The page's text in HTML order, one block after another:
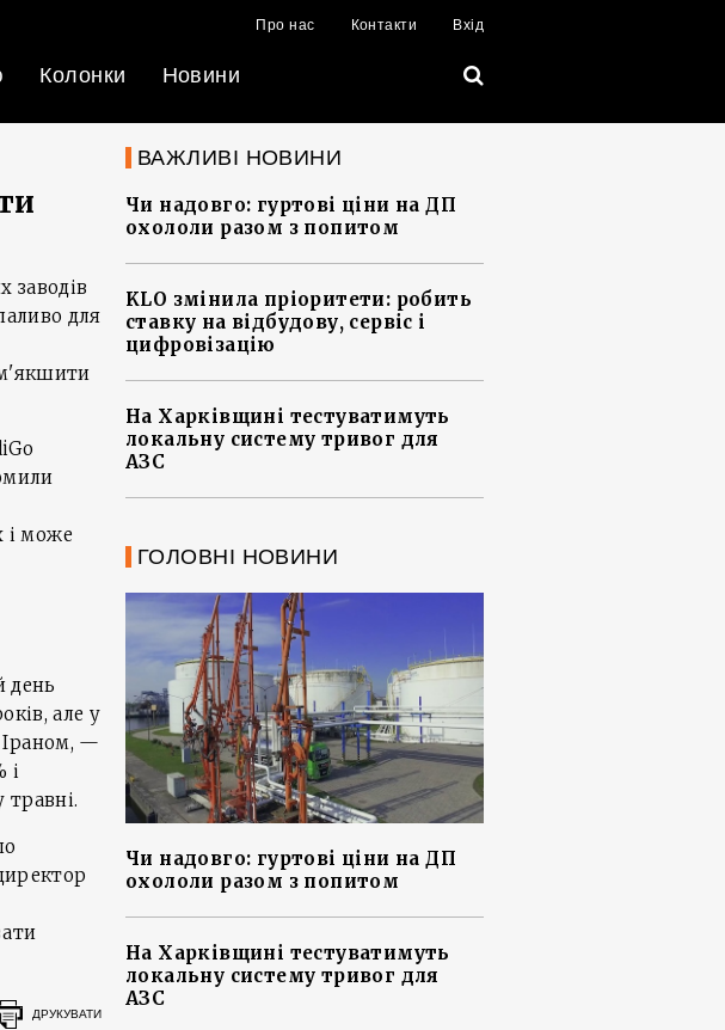
Про нас Контакти Вхід
Колонки Новини
заводів
для
і може
день
але у
Іраном, —
і
ДРУКУВАТИ
ВАЖЛИВІ НОВИНИ
Чи надовго: гуртові ціни на ДП
охололи разом з попитом
KLO змінила пріоритети: робить
ставку на відбудову, сервіс і
цифровізацію
На Харківщині тестуватимуть
локальну систему тривог для
АЗС
ГОЛОВНІ НОВИНИ
Чи надовго: гуртові ціни на ДП
охололи разом з попитом
На Харківщині тестуватимуть
локальну систему тривог для
АЗС